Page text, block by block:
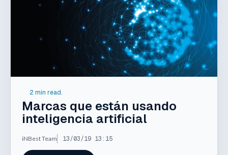
2 min read.
Marcas que están usando
inteligencia artificial
iNBest Team 13/03/19 13:15